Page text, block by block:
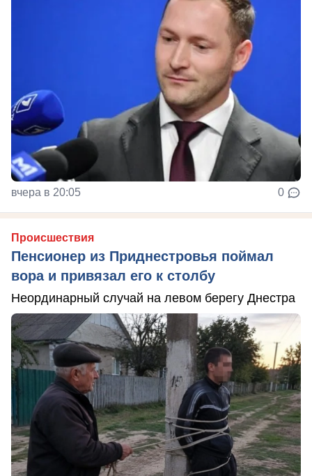
вчера в 20:05 0
Происшествия
Пенсионер из Приднестровья поймал
вора и привязал его к столбу
Неординарный случай на левом берегу Днестра